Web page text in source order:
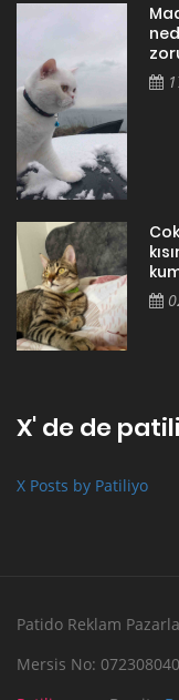
X' de de
X Posts by Patiliyo
Patido Reklam
Mersis No: